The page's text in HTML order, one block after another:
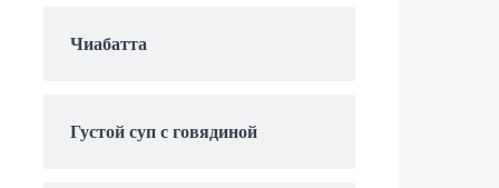
Чиабатта
Густой суп с говядиной